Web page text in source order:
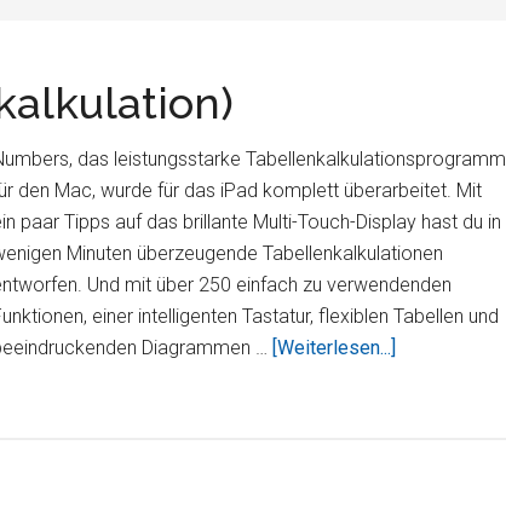
das leistungsstarke Tabellenkalkulationsprogramm
den Mac, wurde für das iPad komplett überarbeitet. Mit
paar Tipps auf das brillante Multi-Touch-Display hast du in
Minuten überzeugende Tabellenkalkulationen
Und mit über 250 einfach zu verwendenden
einer intelligenten Tastatur, flexiblen Tabellen und
Diagrammen … [Weiterlesen...]